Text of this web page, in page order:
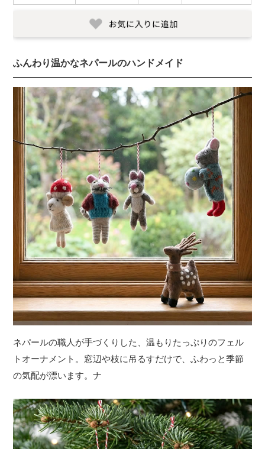
ふんわり温かなネパールのハンドメイド
ネパールの職人が手づくりした、温もりたっぷりのフェル
トオーナメント。窓辺や枝に吊るすだけで、ふわっと季節
の気配が漂います。ナ